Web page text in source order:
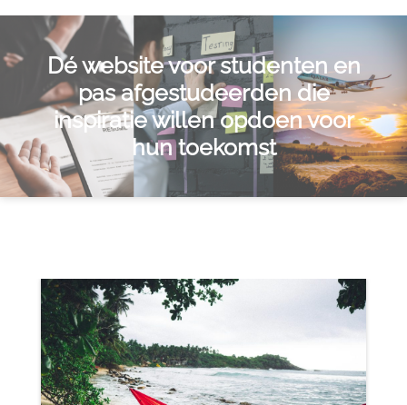
Dé website voor studenten en
pas afgestudeerden die
inspiratie willen opdoen voor
hun toekomst